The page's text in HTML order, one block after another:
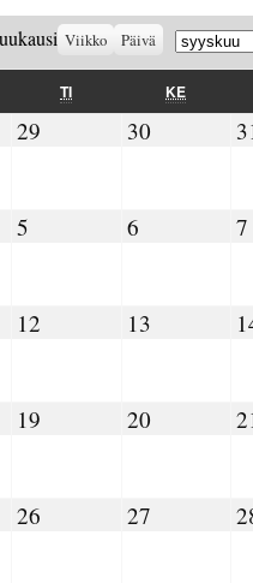
Viikko Päivä
TITIISTAI KE
29 29.08.2023
30
5 05.09.2023
6 06.09.2023
7
12 12.09.2023
13
19 19.09.2023
20
26 26.09.2023
27